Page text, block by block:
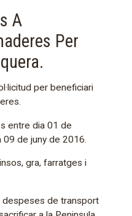
A
Per
per beneficiari
entre dia 01 de
de juny de 2016.
gra, farratges i
despeses de transport